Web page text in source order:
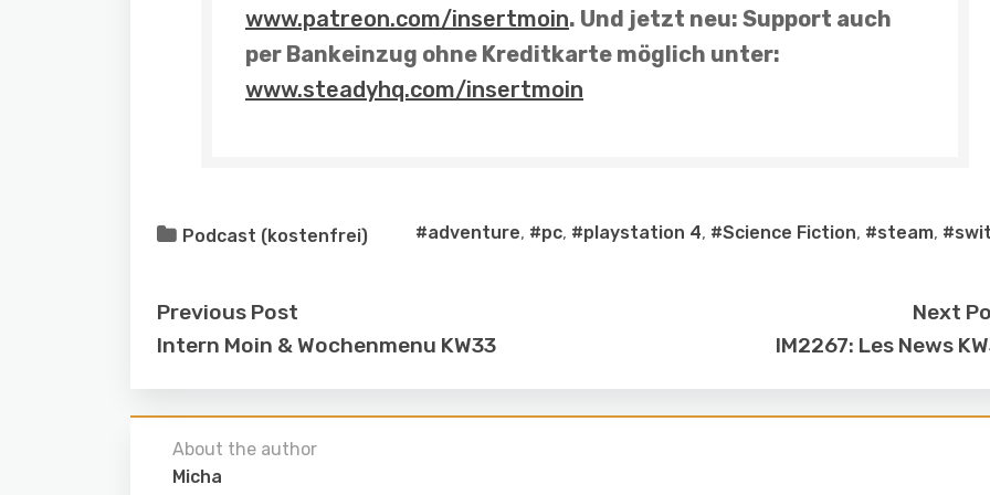
www.patreon.com/insertmoin. Und jetzt neu: Support auch
per Bankeinzug ohne Kreditkarte möglich unter:
www.steadyhq.com/insertmoin
Podcast (kostenfrei) #adventure, #pc, #playstation 4, #Science Fiction, #steam,
Previous Post
Intern Moin & Wochenmenu KW33
Next
IM2267: Les News
About the author
Micha